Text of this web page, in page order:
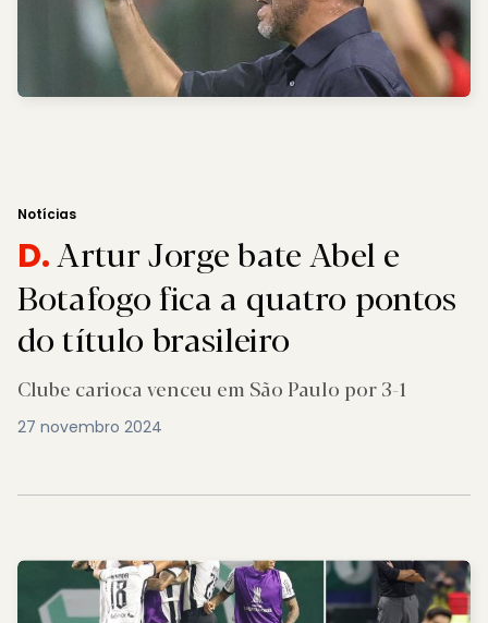
Notícias
D.Artur Jorge bate Abel e
Botafogo fica a quatro pontos
do título brasileiro
Clube carioca venceu em São Paulo por 3-1
27 novembro 2024